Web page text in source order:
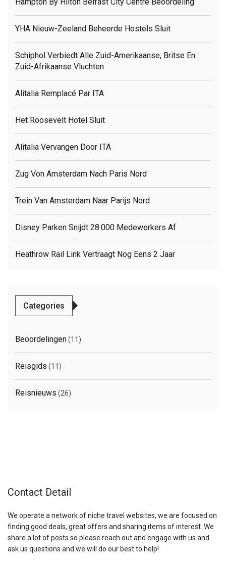
YHA Nieuw-Zeeland Beheerde Hostels Sluit
Schiphol Verbiedt Alle Zuid-Amerikaanse, Britse En
Zuid-Afrikaanse Vluchten
Alitalia Remplacé Par ITA
Het Roosevelt Hotel Sluit
Alitalia Vervangen Door ITA
Zug Von Amsterdam Nach Paris Nord
Trein Van Amsterdam Naar Parijs Nord
Disney Parken Snijdt 28.000 Medewerkers Af
Heathrow Rail Link Vertraagt Nog Eens 2 Jaar
Categories
Beoordelingen(11)
Reisgids (11)
Reisnieuws (26)
Contact Detail
We operate a network of niche travel websites, we are focused on
finding good deals, great offers and sharing items of interest. We
share a lot of posts so please reach out and engage with us and
ask us questions and we will do our best to help!